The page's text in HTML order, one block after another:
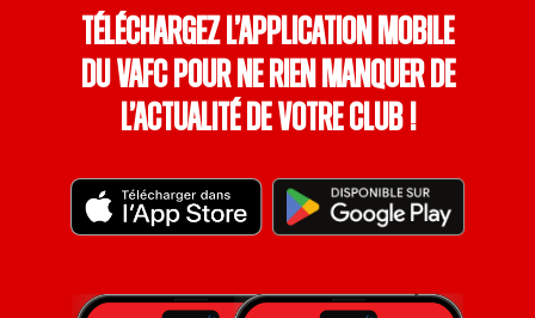
Téléchargez l’application mobile
du VAFC pour ne rien manquer de
l’actualité de votre club !